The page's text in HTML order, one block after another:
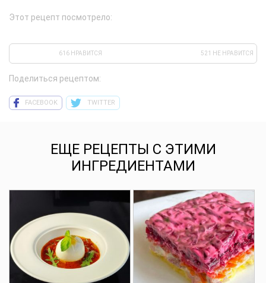
Этот рецепт посмотрело:
616 НРАВИТСЯ 521 НЕ НРАВИТСЯ
Поделиться рецептом:
FACEBOOK TWITTER
ЕЩЕ РЕЦЕПТЫ С ЭТИМИ
ИНГРЕДИЕНТАМИ